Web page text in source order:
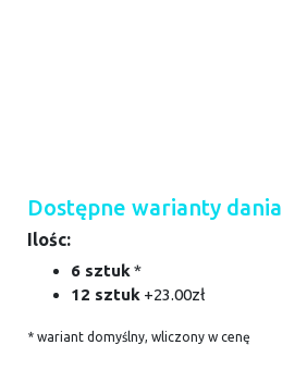
Dostępne warianty dania
Ilośc:
6 sztuk*
12 sztuk +23.00zł
* wariant domyślny, wliczony w cenę